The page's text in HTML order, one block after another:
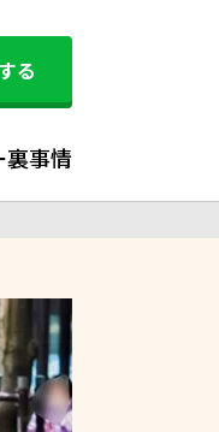
る
裏事情